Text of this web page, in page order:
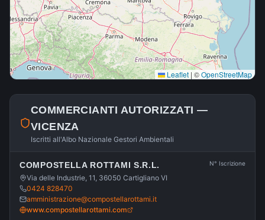
Leaflet | ©OpenStreetMap
COMMERCIANTI AUTORIZZATI —
VICENZA
Iscritti all'Albo Nazionale Gestori Ambientali
COMPOSTELLA ROTTAMI S.R.L.
Via delle Industrie, 11, 36050 Cartigliano VI
0424 828470
amministrazione@compostellarottami.it
www.compostellarottami.com
N° Iscrizione